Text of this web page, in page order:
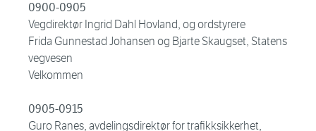
0900-0905
Vegdirektør Ingrid Dahl Hovland, og ordstyrere
Frida Gunnestad Johansen og Bjarte Skaugset, Statens
vegvesen
Velkommen
0905-0915
Guro Ranes, avdelingsdirektør for trafikksikkerhet,